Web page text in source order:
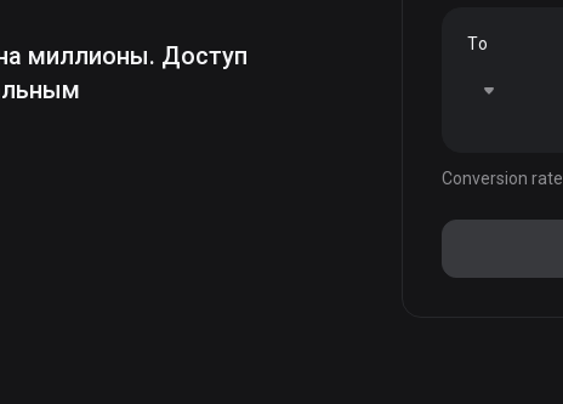
миллионы. Доступ
To
Conversion rate